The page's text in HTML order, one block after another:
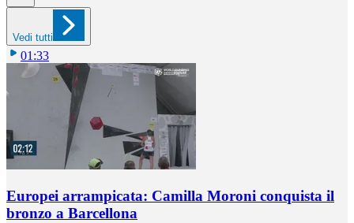
Vedi tutti
01:33
Europei arrampicata: Camilla Moroni conquista il
bronzo a Barcellona